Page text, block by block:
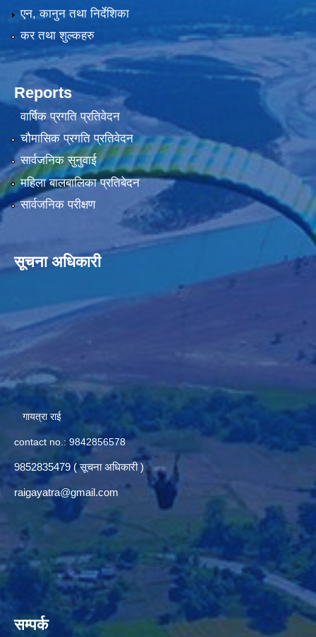
एन, कानुन तथा निर्देशिका
कर तथा शुल्कहरु
Reports
वार्षिक प्रगति प्रतिवेदन
चौमासिक प्रगति प्रतिवेदन
सार्वजनिक सुनुवाई
महिला बालबालिका प्रतिबेदन
सार्वजनिक परीक्षण
सूचना अधिकारी
गायत्रा राई
contact no.: 9842856578
9852835479 ( सूचना अधिकारी )
raigayatra@gmail.com
सम्पर्क